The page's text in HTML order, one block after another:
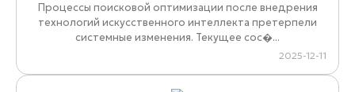
Процессы поисковой оптимизации после внедрения
технологий искусственного интеллекта претерпели
системные изменения. Текущее сос�...
2025-12-11